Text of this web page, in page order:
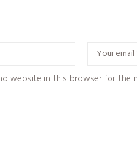
website in this browser for the